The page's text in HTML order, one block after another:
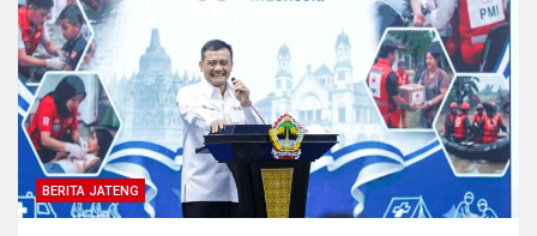
BERITA JATENG